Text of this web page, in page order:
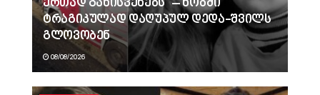
ერთად განისვენებს“ – ხობში
ტრაგიკულად დაღუპულ დედა-შვილს
გლოვობენ
08/08/2026